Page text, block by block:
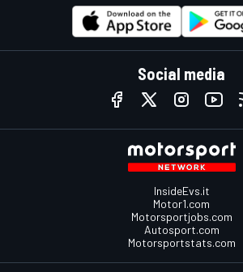
Social media
InsideEvs.it
Motor1.com
Motorsportjobs.com
Autosport.com
Motorsportstats.com